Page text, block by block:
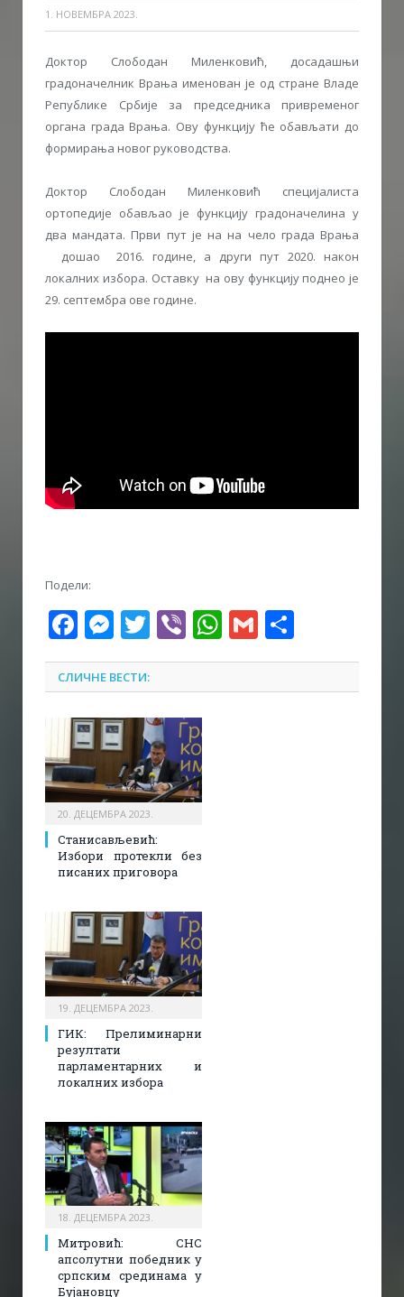
1. НОВЕМБРА 2023.
Доктор Слободан Миленковић, досадашњи
градоначелник Врања именован је од стране Владе
Републике Србије за председника привременог
органа града Врања. Ову функцију ће обављати до
формирања новог руководства.
Доктор Слободан Миленковић специјалиста
ортопедије обављао је функцију градоначелина у
два мандата. Први пут је на на чело града Врања
дошао 2016. године, а други пут 2020. након
локалних избора. Оставку на ову функцију поднео је
29. септембра ове године.
Подели:
Facebook
Messenger
Twitter
ViberWhatsApp
Gmail
СЛИЧНЕ ВЕСТИ:
20. ДЕЦЕМБРА 2023.
Станисављевић:
Избори протекли без
писаних приговора
19. ДЕЦЕМБРА 2023.
ГИК: Прелиминарни
резултати
парламентарних и
локалних избора
18. ДЕЦЕМБРА 2023.
Митровић: СНС
апсолутни победник у
српским срединама у
Бујановцу